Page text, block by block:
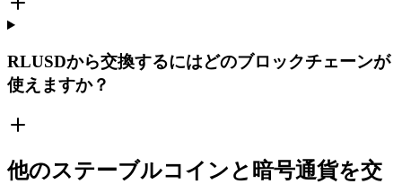
RLUSDから交換するにはどのブロックチェーンが
使えますか？
他のステーブルコインと暗号通貨を交